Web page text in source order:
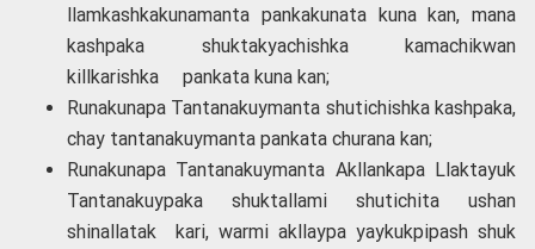
llamkashkakunamanta pankakunata kuna kan, mana
kashpaka shuktakyachishka kamachikwan
killkarishka pankata kuna kan;
Runakunapa Tantanakuymanta shutichishka kashpaka,
chay tantanakuymanta pankata churana kan;
Runakunapa Tantanakuymanta Akllankapa Llaktayuk
Tantanakuypaka shuktallami shutichita ushan
shinallatak kari, warmi akllaypa yaykukpipash shuk